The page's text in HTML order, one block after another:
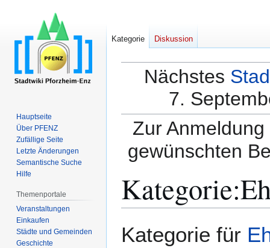
Nächstes
7.
Zur
gewünschten
Kategorie:
Navigation
Suche
Kategorie für
Kategorie Diskussion
Hauptseite
Über PFENZ
Zufällige Seite
Letzte Änderungen
Semantische Suche
Hilfe
Themenportale
Veranstaltungen
Einkaufen
Städte und Gemeinden
Geschichte